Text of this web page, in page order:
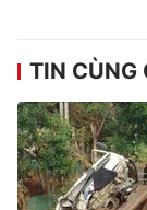
TIN CÙNG